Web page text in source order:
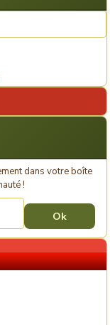
dans votre boîte
!